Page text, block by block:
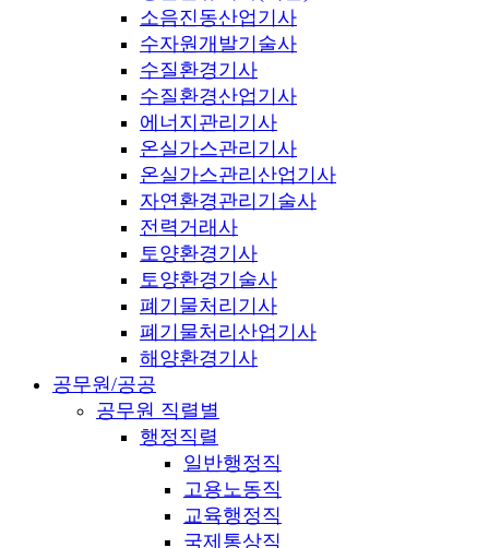
소음진동산업기사
수자원개발기술사
수질환경기사
수질환경산업기사
에너지관리기사
온실가스관리기사
온실가스관리산업기사
자연환경관리기술사
전력거래사
토양환경기사
토양환경기술사
폐기물처리기사
폐기물처리산업기사
해양환경기사
공무원/공공
공무원 직렬별
행정직렬
일반행정직
고용노동직
교육행정직
국제통상직